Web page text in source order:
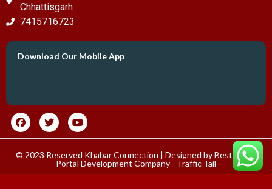
Chhattisgarh
7415716723
Download Our Mobile App
© 2023 Reserved Khabar Connection | Designed byBest News
Portal Development Company - Traffic Tail